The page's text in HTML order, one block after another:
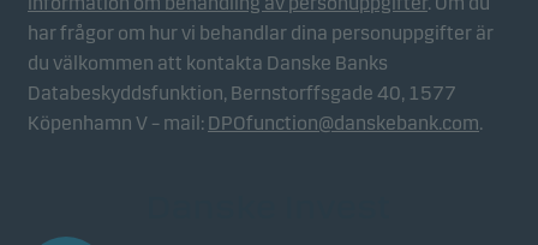
har frågor om hur vi behandlar dina personuppgifter är
du välkommen att kontakta Danske Banks
Databeskyddsfunktion, Bernstorffsgade 40, 1577
Köpenhamn V – mail: DPOfunction@danskebank.com.